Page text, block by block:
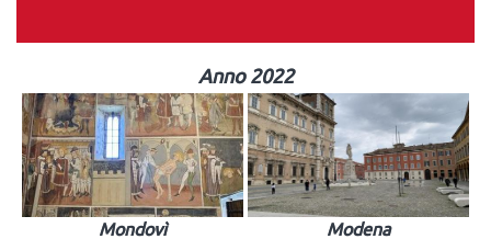
Anno 2022
Mondovì Modena